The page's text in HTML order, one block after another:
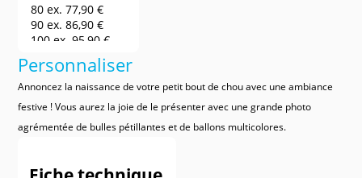
80 ex.77,90 €
90 ex.86,90 €
100 ex.95,90 €
140,90 €
200 ex.185,90 €
250 ex. 230,90 €
300 ex.
275,90 €
500 ex.365,90 €
Personnaliser
Annoncez la naissance de votre petit bout de chou avec une ambiance
festive ! Vous aurez la joie de le présenter avec une grande photo
agrémentée de bulles pétillantes et de ballons multicolores.